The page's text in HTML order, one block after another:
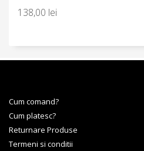
138,00 lei
Cum comand?
Cum platesc?
Returnare Produse
Termeni si conditii